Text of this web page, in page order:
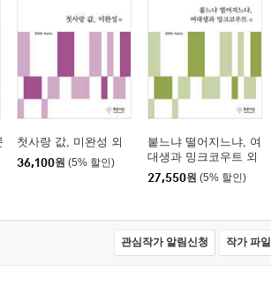
첫사랑 값, 미완성 외
36,100원 (5% 할인)
붙느냐 떨어지느냐, 여
대생과 밍크코우트 외
27,550원 (5% 할인)
관심작가 알림신청 작가 파일